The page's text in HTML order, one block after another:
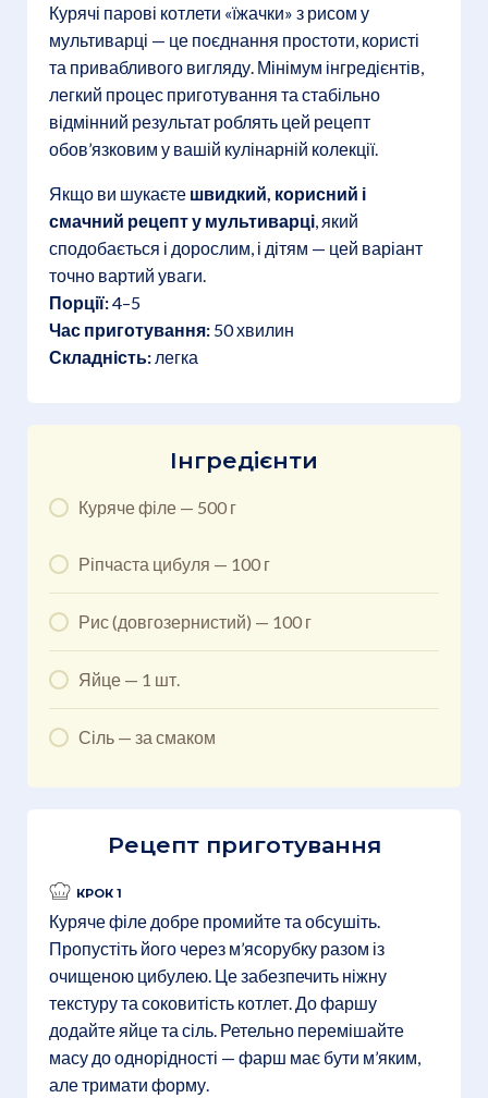
Курячі парові котлети «їжачки» з рисом у
мультиварці — це поєднання простоти, користі
та привабливого вигляду. Мінімум інгредієнтів,
легкий процес приготування та стабільно
відмінний результат роблять цей рецепт
обов’язковим у вашій кулінарній колекції.
Якщо ви шукаєте швидкий, корисний і
смачний рецепт у мультиварці , який
сподобається і дорослим, і дітям — цей варіант
точно вартий уваги.
Порції:4–5
Час приготування: 50 хвилин
Складність: легка
Інгредієнти
Куряче філе — 500 г
Ріпчаста цибуля — 100 г
Рис (довгозернистий) — 100 г
Яйце — 1 шт.
Сіль — за смаком
Рецепт приготування
КРОК 1
Куряче філе добре промийте та обсушіть.
Пропустіть його через м’ясорубку разом із
очищеною цибулею. Це забезпечить ніжну
текстуру та соковитість котлет. До фаршу
додайте яйце та сіль. Ретельно перемішайте
масу до однорідності — фарш має бути м’яким,
але тримати форму.